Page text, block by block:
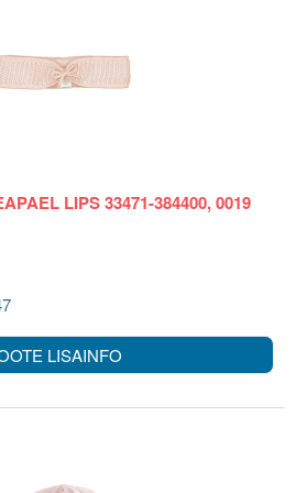
LIPS 33471-384400, 0019
LISAINFO